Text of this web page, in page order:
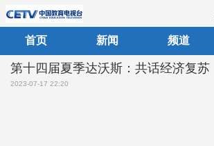
首页 新闻 频道
第十四届夏季达沃斯：共话经济复苏
2023-07-17 22:20